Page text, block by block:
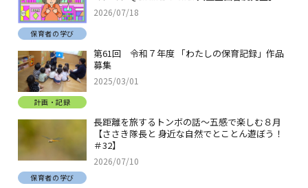
2026/07/18
保育者の学び
第61回 令和７年度 「わたしの保育記録」作品
募集
2025/03/01
計画・記録
長距離を旅するトンボの話～五感で楽しむ８月
【ささき隊長と 身近な自然でとことん遊ぼう！
＃32】
2026/07/10
保育者の学び